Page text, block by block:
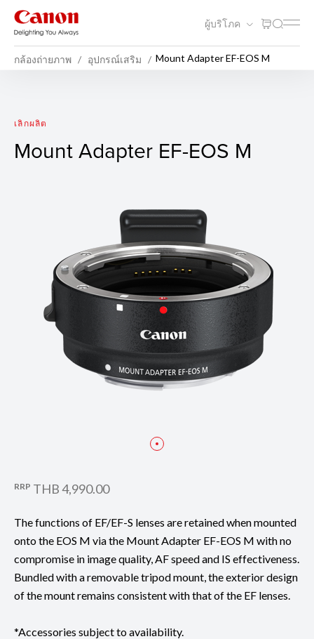
ผู้บริโภค
กล้องถ่ายภาพ อุปกรณ์เสริม Mount Adapter EF-EOS M
Mount Adapter EF-EOS M
เลิกผลิต
Mount Adapter EF-EOS M
RRP THB 4,990.00
The functions of EF/EF-S lenses are retained when mounted
onto the EOS M via the Mount Adapter EF-EOS M with no
compromise in image quality, AF speed and IS effectiveness.
Bundled with a removable tripod mount, the exterior design
of the mount remains consistent with that of the EF lenses.
*Accessories subject to availability.